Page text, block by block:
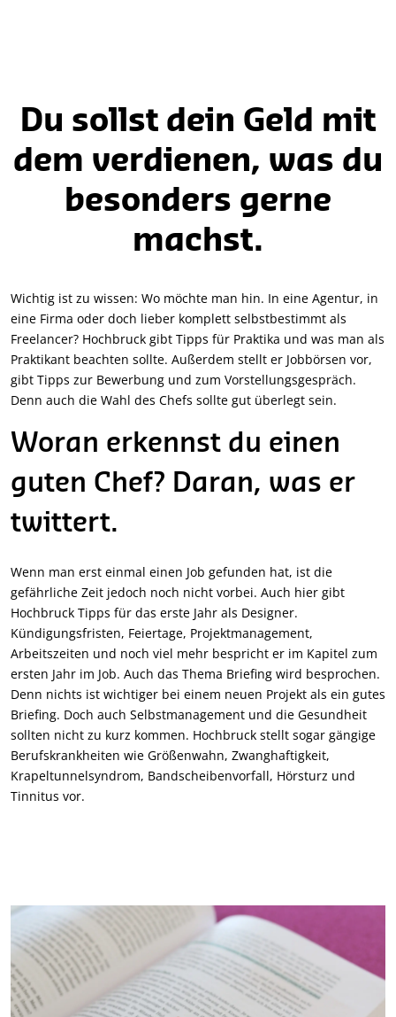
Du sollst dein Geld mit
dem verdienen, was du
besonders gerne
machst.
Wichtig ist zu wissen: Wo möchte man hin. In eine Agentur, in
eine Firma oder doch lieber komplett selbstbestimmt als
Freelancer? Hochbruck gibt Tipps für Praktika und was man als
Praktikant beachten sollte. Außerdem stellt er Jobbörsen vor,
gibt Tipps zur Bewerbung und zum Vorstellungsgespräch.
Denn auch die Wahl des Chefs sollte gut überlegt sein.
Woran erkennst du einen
guten Chef? Daran, was er
twittert.
Wenn man erst einmal einen Job gefunden hat, ist die
gefährliche Zeit jedoch noch nicht vorbei. Auch hier gibt
Hochbruck Tipps für das erste Jahr als Designer.
Kündigungsfristen, Feiertage, Projektmanagement,
Arbeitszeiten und noch viel mehr bespricht er im Kapitel zum
ersten Jahr im Job. Auch das Thema Briefing wird besprochen.
Denn nichts ist wichtiger bei einem neuen Projekt als ein gutes
Briefing. Doch auch Selbstmanagement und die Gesundheit
sollten nicht zu kurz kommen. Hochbruck stellt sogar gängige
Berufskrankheiten wie Größenwahn, Zwanghaftigkeit,
Krapeltunnelsyndrom, Bandscheibenvorfall, Hörsturz und
Tinnitus vor.